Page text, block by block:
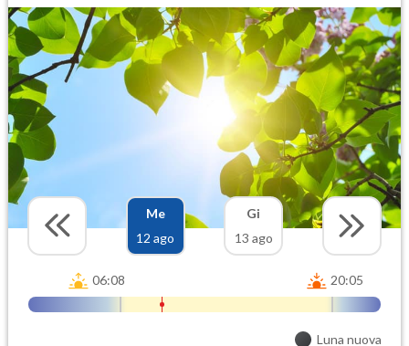
Me
12 ago
Gi
13 ago
06:08 20:05
Luna nuova